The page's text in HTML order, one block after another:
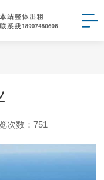
次数：751